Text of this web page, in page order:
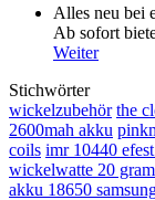
Alles neu bei
Ab sofort
Weiter
Stichwörter
wickelzubehör the
2600mah akku
coils imr 10440
wickelwatte 20
akku 18650